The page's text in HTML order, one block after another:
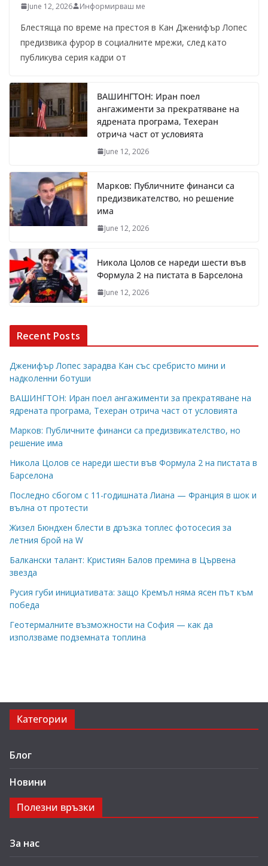
June 12, 2026 Информирваш ме
Блестяща по време на престоя в Кан Дженифър Лопес
предизвика фурор в социалните мрежи, след като
публикува серия кадри от
ВАШИНГТОН: Иран поел
ангажименти за прекратяване на
ядрената програма, Техеран
отрича част от условията
June 12, 2026
Марков: Публичните финанси са
предизвикателство, но решение
има
June 12, 2026
Никола Цолов се нареди шести във
Формула 2 на пистата в Барселона
June 12, 2026
Recent Posts
Дженифър Лопес зарадва Кан със сребристо мини и
надколенни ботуши
ВАШИНГТОН: Иран поел ангажименти за прекратяване на
ядрената програма, Техеран отрича част от условията
Марков: Публичните финанси са предизвикателство, но
решение има
Никола Цолов се нареди шести във Формула 2 на пистата в
Барселона
Последно сбогом с 11-годишната Лиана — Франция в шок и
вълна от протести
Жизел Бюндхен блести в дръзка топлес фотосесия за
летния брой на W
Балкански талант: Кристиян Балов премина в Цървена
звезда
Русия губи инициативата: защо Кремъл няма ясен път към
победа
Геотермалните възможности на София — как да
използваме подземната топлина
Категории
Блог
Новини
Полезни връзки
За нас